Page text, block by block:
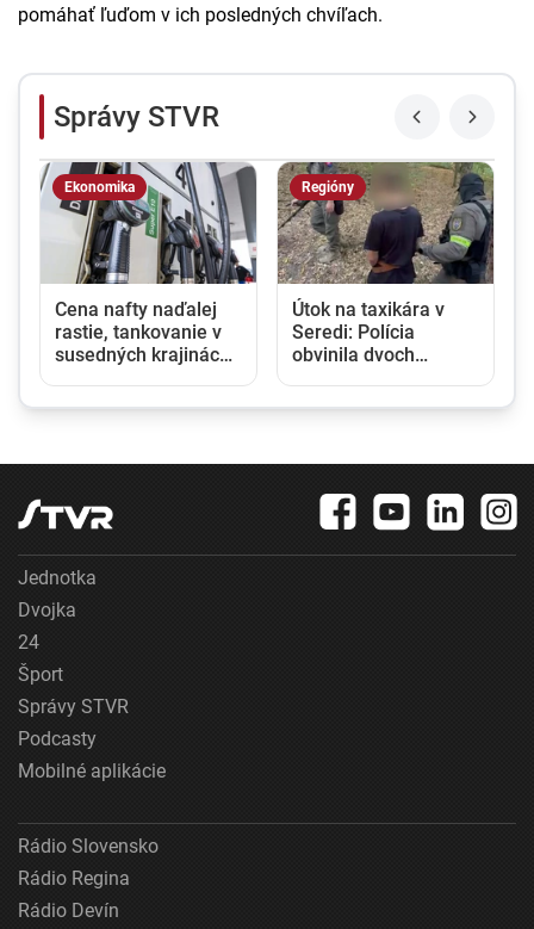
pomáhať ľuďom v ich posledných chvíľach.
Správy STVR
Ekonomika
Cena nafty naďalej
rastie, tankovanie v
susedných krajinách
Regióny
Útok na taxikára v
Seredi: Polícia
obvinila dvoch
Jednotka
Dvojka
24
Šport
Správy STVR
Podcasty
Mobilné aplikácie
Rádio Slovensko
Rádio Regina
Rádio Devín